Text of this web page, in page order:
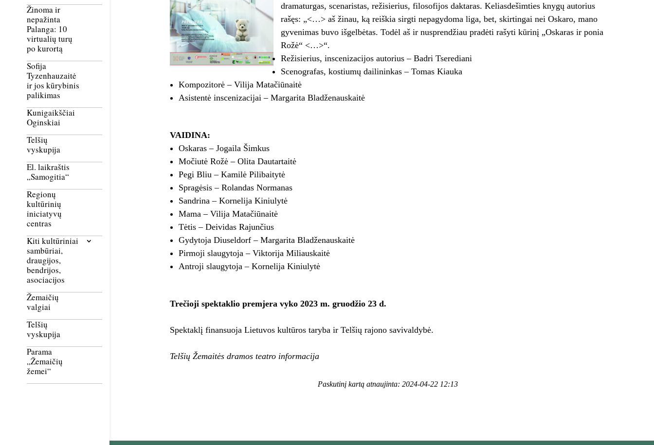
Žinoma ir
nepažinta
Palanga: 10
virtualių turų
po kurortą
Sofija
Tyzenhauzaitė
ir jos kūrybinis
palikimas
Kunigaikščiai
Oginskiai
Telšių
vyskupija
El. laikraštis
„Samogitia“
Regionų
kultūrinių
iniciatyvų
centras
Kiti kultūriniai
sambūriai,
draugijos,
bendrijos,
asociacijos
Žemaičių
valgiai
Telšių
vyskupija
Parama
„Žemaičių
žemei“
dramaturgas, scenaristas, režisierius, filosofijos daktaras. Keliasdešimties knygų autorius
rašęs: „<…> aš žinau, ką reiškia sirgti nepagydoma liga, bet, skirtingai nei Oskaro, mano
gyvenimas buvo išgelbėtas. Todėl aš ir nusprendžiau pradėti rašyti kūrinį „Oskaras ir ponia
Rožė“ <…>“.
Režisierius, inscenizacijos autorius – Badri Tserediani
Scenografas, kostiumų dailininkas – Tomas Kiauka
Kompozitorė – Vilija Matačiūnaitė
Asistentė inscenizacijai – Margarita Bladženauskaitė
VAIDINA:
Oskaras – Jogaila Šimkus
Močiutė Rožė – Olita Dautartaitė
Pegi Bliu – Kamilė Pilibaitytė
Spragėsis – Rolandas Normanas
Sandrina – Kornelija Kiniulytė
Mama – Vilija Matačiūnaitė
Tėtis – Deividas Rajunčius
Gydytoja Diuseldorf – Margarita Bladženauskaitė
Pirmoji slaugytoja – Viktorija Miliauskaitė
Antroji slaugytoja – Kornelija Kiniulytė
Trečioji spektaklio premjera vyko 2023 m. gruodžio 23 d.
Spektaklį finansuoja Lietuvos kultūros taryba ir Telšių rajono savivaldybė.
Telšių Žemaitės dramos teatro informacija
Paskutinį kartą atnaujinta: 2024-04-22 12:13